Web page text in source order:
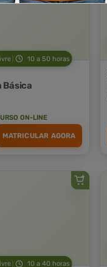
10 a 50 horas
ON-LINE
MATRICULAR AGORA
10 a 40 horas